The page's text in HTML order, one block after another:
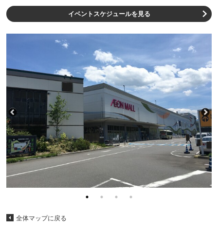
イベントスケジュールを見る
全体マップに戻る